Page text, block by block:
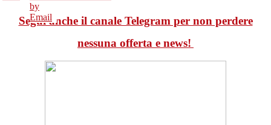
Segui anche il canale Telegram per non perdere
nessuna offerta e news!